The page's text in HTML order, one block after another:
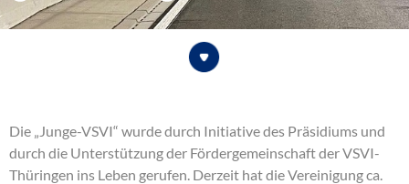
Die „Junge-VSVI“ wurde durch Initiative des Präsidiums und
durch die Unterstützung der Fördergemeinschaft der VSVI-
Thüringen ins Leben gerufen. Derzeit hat die Vereinigung ca.